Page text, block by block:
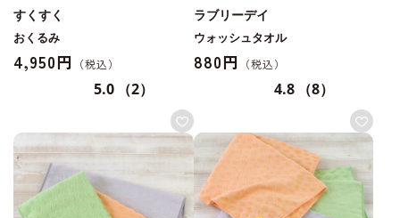
すくすく
おくるみ
4,950円
5.0 （2）
ラブリーデイ
ウォッシュタオル
880円
4.8 （8）